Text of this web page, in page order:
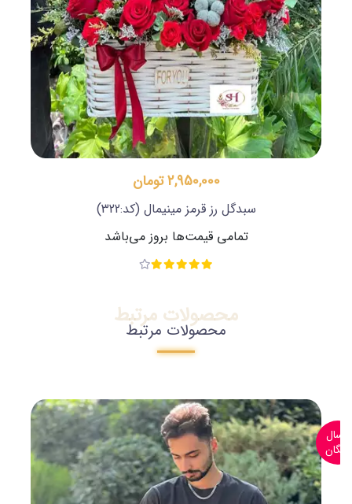
2,950,000 تومان
سبدگل رز قرمز مینیمال (کد:322)
تمامی قیمت‌ها بروز می‌باشد
محصولات مرتبط
محصولات مرتبط
ارسال
رایگان